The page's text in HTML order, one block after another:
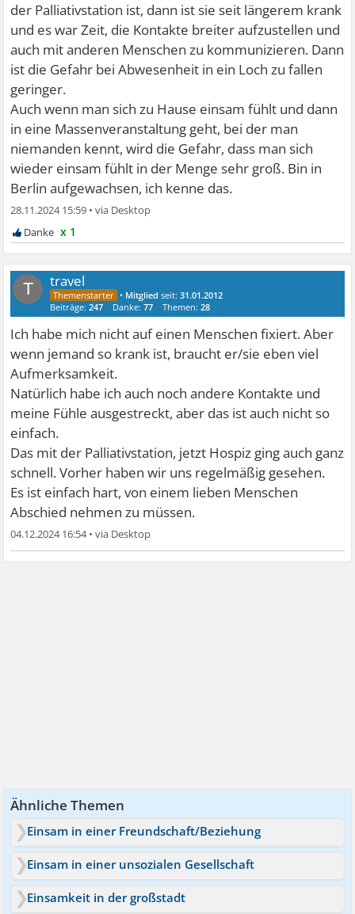
der Palliativstation ist, dann ist sie seit längerem krank
und es war Zeit, die Kontakte breiter aufzustellen und
auch mit anderen Menschen zu kommunizieren. Dann
ist die Gefahr bei Abwesenheit in ein Loch zu fallen
geringer.
Auch wenn man sich zu Hause einsam fühlt und dann
in eine Massenveranstaltung geht, bei der man
niemanden kennt, wird die Gefahr, dass man sich
wieder einsam fühlt in der Menge sehr groß. Bin in
Berlin aufgewachsen, ich kenne das.
28.11.2024 15:59 •
x 1
T travel
• Mitglied seit:31.01.2012
Beiträge:247 Danke:77 Themen:28
Ich habe mich nicht auf einen Menschen fixiert. Aber
wenn jemand so krank ist, braucht er/sie eben viel
Aufmerksamkeit.
Natürlich habe ich auch noch andere Kontakte und
meine Fühle ausgestreckt, aber das ist auch nicht so
einfach.
Das mit der Palliativstation, jetzt Hospiz ging auch ganz
schnell. Vorher haben wir uns regelmäßig gesehen.
Es ist einfach hart, von einem lieben Menschen
Abschied nehmen zu müssen.
04.12.2024 16:54•
Ähnliche Themen
Einsam in einer Freundschaft/Beziehung
Einsam in einer unsozialen Gesellschaft
Einsamkeit in der großstadt